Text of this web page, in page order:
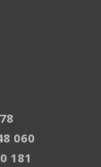
060
181